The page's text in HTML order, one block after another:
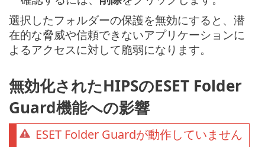
選択したフォルダーの保護を無効にすると、潜
在的な脅威や信頼できないアプリケーションに
よるアクセスに対して脆弱になります。
無効化されたHIPSのESET Folder
Guard機能への影響
ESET Folder Guardが動作していません